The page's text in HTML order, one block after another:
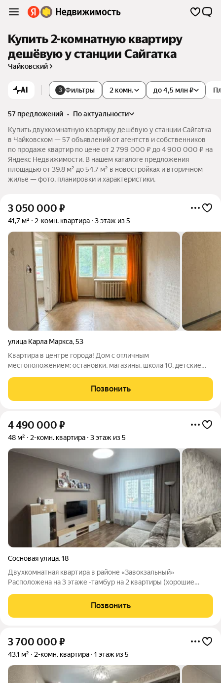
Купить 2-комнатную квартиру
дешёвую у станции Сайгатка
Чайковский
AI 3 Фильтры 2 комн. до 4,5 млн ₽
57 предложений •
по актуальности
Купить двухкомнатную квартиру дешёвую у станции Сайгатка
в Чайковском — 57 объявлений от агентств и собственников
по продаже квартир по цене от 2 799 000 ₽ до 4 900 000 ₽ на
Яндекс Недвижимости. В нашем каталоге предложения
площадью от 39,8 м² до 54,7 м² в новостройках и вторичном
жилье — фото, планировки и характеристики.
3 050 000 ₽
41,7 м² 2-комн. квартира 3 этаж из 5
улица Карла Маркса,53
Квартира в центре города! Дом с отличным
местоположением: остановки, магазины, школа 10, детские
Одна из комнат имеет два окна и ее удалось разделить на две
небольшие спальни. Если для Вас
Позвонить
4 490 000 ₽
48 м² 2-комн. квартира 3 этаж из 5
Сосновая улица,18
Двухкомнатная квартира в районе «Завокзальный»
Расположена на 3 этаже -тамбур на 2 квартиры (хорошие
прихожая) -Потолки (матовые) натяжные -Стеклопакеты
лоджия и окна -Санузел в плитке
Позвонить
3 700 000 ₽
43,1 м² 2-комн. квартира 1 этаж из 5